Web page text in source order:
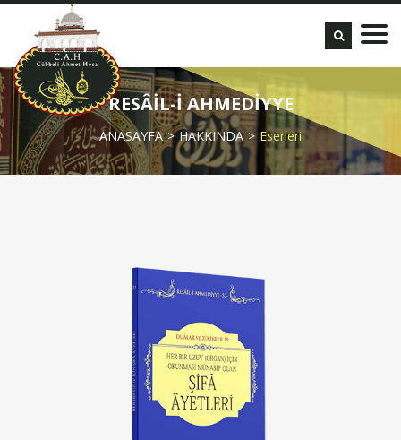
RESÂİL-İ AHMEDİYYE
ANASAYFA HAKKINDA Eserleri